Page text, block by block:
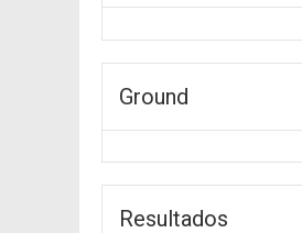
Ground
Resultados